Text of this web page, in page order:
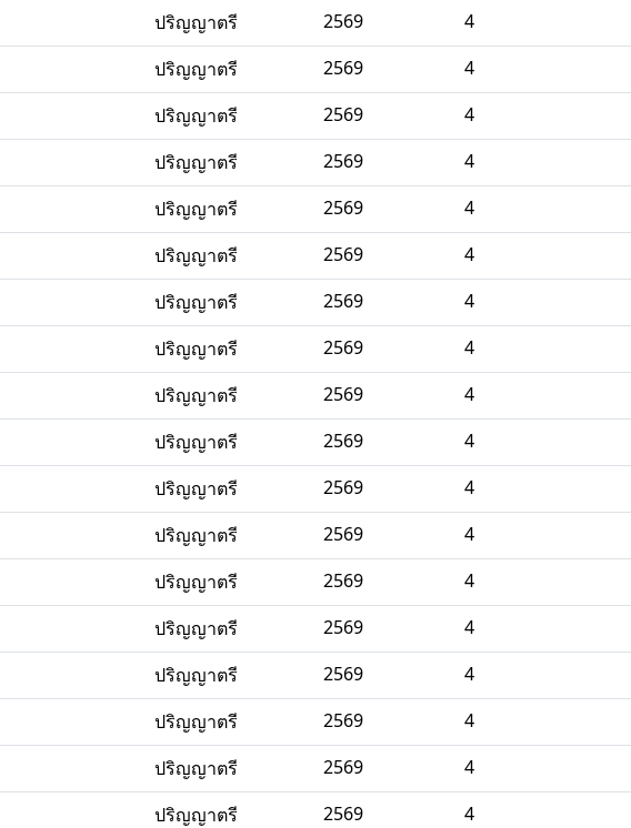
ปริญญาตรี 2569
4
ปริญญาตรี 2569
4
ปริญญาตรี 2569
4
ปริญญาตรี 2569
4
ปริญญาตรี 2569
4
ปริญญาตรี 2569
4
ปริญญาตรี 2569
4
ปริญญาตรี 2569
4
ปริญญาตรี 2569
4
ปริญญาตรี 2569
4
ปริญญาตรี 2569
4
ปริญญาตรี 2569
4
ปริญญาตรี 2569
4
ปริญญาตรี 2569
4
ปริญญาตรี 2569
4
ปริญญาตรี 2569
4
ปริญญาตรี 2569
4
ปริญญาตรี 2569
4